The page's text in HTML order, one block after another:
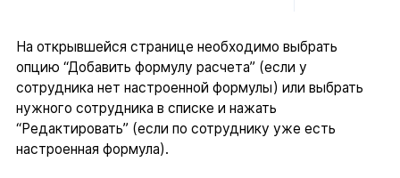
На открывшейся странице необходимо выбрать
опцию “Добавить формулу расчета” (если у
сотрудника нет настроенной формулы) или выбрать
нужного сотрудника в списке и нажать
“Редактировать” (если по сотруднику уже есть
настроенная формула).